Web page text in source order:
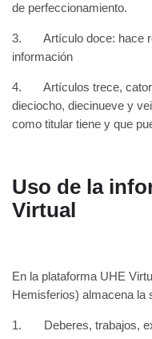
de perfeccionamiento.
3. Artículo doce: hace
información
4. Artículos trece,
dieciocho, diecinueve y
como titular tiene y que
Uso de la
Virtual
En la plataforma UHE
Hemisferios) almacena la
1. Deberes, trabajos,